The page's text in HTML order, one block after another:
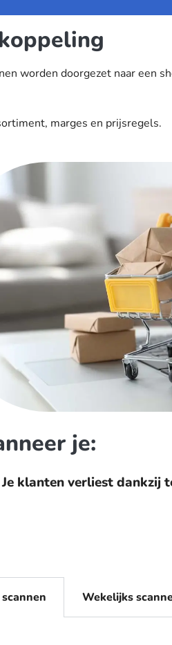
worden doorgezet naar een
marges en prijsregels.
je:
Je klanten verliest dankzij
Wekelijks